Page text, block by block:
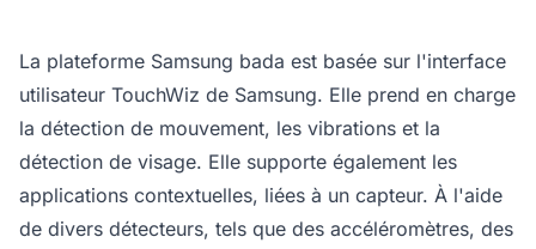
La plateforme Samsung bada est basée sur l'interface
utilisateur TouchWiz de Samsung. Elle prend en charge
la détection de mouvement, les vibrations et la
détection de visage. Elle supporte également les
applications contextuelles, liées à un capteur. À l'aide
de divers détecteurs, tels que des accéléromètres, des